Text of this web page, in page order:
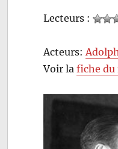
Lecteurs :
Acteurs:
Voir lafiche